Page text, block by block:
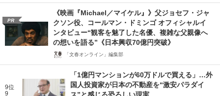
PR
《映画『Michael／マイケル』》父ジョセフ・ジャ
クソン役、コールマン・ドミンゴ オフィシャルイ
ンタビュー“観客を魅了した名優、複雑な父親像へ
の想いを語る”《日本興収70億円突破》
「文春オンライン」編集部
9位
9
「1億円マンションが60万ドルで買える」…外
国人投資家が日本の不動産を“激安パラダイ